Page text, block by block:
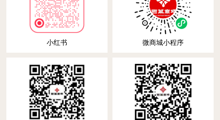
小红书 微商城小程序